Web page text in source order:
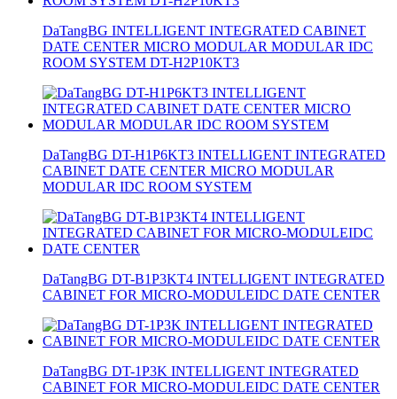
DaTangBG INTELLIGENT INTEGRATED CABINET
DATE CENTER MICRO MODULAR MODULAR IDC
ROOM SYSTEM DT-H2P10KT3
DaTangBG DT-H1P6KT3 INTELLIGENT INTEGRATED
CABINET DATE CENTER MICRO MODULAR
MODULAR IDC ROOM SYSTEM
DaTangBG DT-B1P3KT4 INTELLIGENT INTEGRATED
CABINET FOR MICRO-MODULEIDC DATE CENTER
DaTangBG DT-1P3K INTELLIGENT INTEGRATED
CABINET FOR MICRO-MODULEIDC DATE CENTER